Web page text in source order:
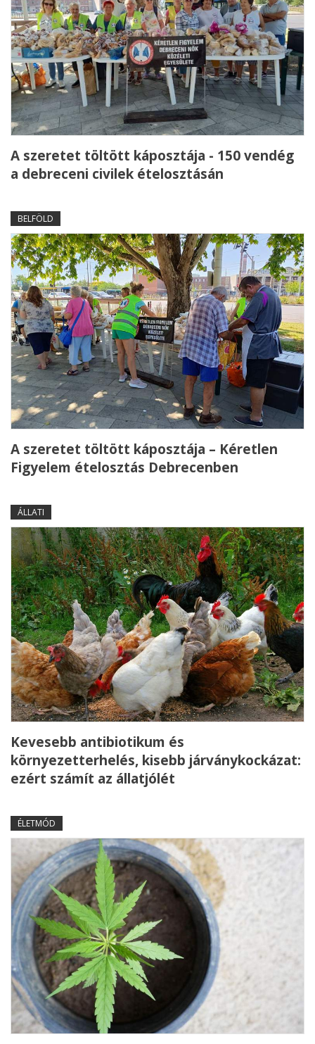
A szeretet töltött káposztája - 150 vendég
a debreceni civilek ételosztásán
BELFÖLD
A szeretet töltött káposztája – Kéretlen
Figyelem ételosztás Debrecenben
ÁLLATI
Kevesebb antibiotikum és
környezetterhelés, kisebb járványkockázat:
ezért számít az állatjólét
ÉLETMÓD